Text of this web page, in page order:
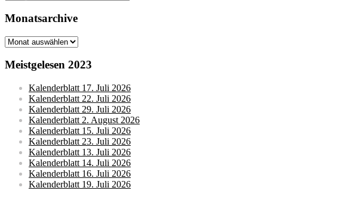
Monatsarchive
Monatsarchive
Meistgelesen 2023
Kalenderblatt 17. Juli 2026
Kalenderblatt 22. Juli 2026
Kalenderblatt 29. Juli 2026
Kalenderblatt 2. August 2026
Kalenderblatt 15. Juli 2026
Kalenderblatt 23. Juli 2026
Kalenderblatt 13. Juli 2026
Kalenderblatt 14. Juli 2026
Kalenderblatt 16. Juli 2026
Kalenderblatt 19. Juli 2026